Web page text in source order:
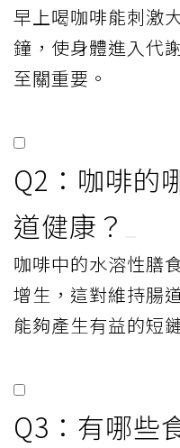
早上喝咖啡能刺激
鐘，使身體進入代
至關重要。
Q2：咖啡的
道健康？
咖啡中的水溶性膳
增生，這對維持腸
能夠產生有益的短
Q3：有哪些